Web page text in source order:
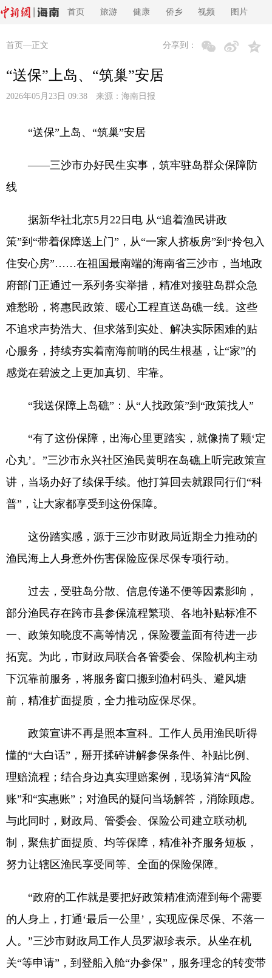
首页 旅游 健康 侨乡 视频 图片
首页 —正文 分享到：
“送保”上岛、“筑巢”安居
2026年05月23日 09:38 来源： 海南日报
“送保”上岛、“筑巢”安居
——三沙市办好民生实事，筑牢驻岛群众保障防
线
据新华社北京5月22日电 从“追着渔民讲政
策”到“带着保障送上门”，从“一家人挤板房”到“拎包入
住安心房”……在祖国最南端的海南省三沙市，当地政
府部门正通过一系列务实举措，精准对接驻岛群众急
难愁盼，将惠民政策、暖心工程直送岛礁一线。这些
不追求声势浩大、但求落到实处、解决实际困难的贴
心服务，持续夯实着南海前哨的民生根基，让“家”的
感觉在碧波之上更加真切、牢靠。
“我送保障上岛礁”：从“人找政策”到“政策找人”
“有了这份保障，出海心里更踏实，就像揣了颗‘定
心丸’。”三沙市永兴社区渔民黄明在岛礁上听完政策宣
讲，当场办好了续保手续。他打算回去就跟同行们“科
普”，让大家都享受到这份保障。
这份踏实感，源于三沙市财政局近期全力推动的
渔民海上人身意外伤害保险应保尽保专项行动。
过去，受驻岛分散、信息传递不便等因素影响，
部分渔民存在跨市县参保流程繁琐、各地补贴标准不
一、政策知晓度不高等情况，保险覆盖面有待进一步
拓宽。为此，市财政局联合各管委会、保险机构主动
下沉靠前服务，将服务窗口搬到渔村码头、避风塘
前，精准扩面提质，全力推动应保尽保。
政策宣讲不再是照本宣科。工作人员用渔民听得
懂的“大白话”，掰开揉碎讲解参保条件、补贴比例、
理赔流程；结合身边真实理赔案例，现场算清“风险
账”和“实惠账”；对渔民的疑问当场解答，消除顾虑。
与此同时，财政局、管委会、保险公司建立联动机
制，聚焦扩面提质、均等保障，精准补齐服务短板，
努力让辖区渔民享受同等、全面的保险保障。
“政府的工作就是要把好政策精准滴灌到每个需要
的人身上，打通‘最后一公里’，实现应保尽保、不落一
人。”三沙市财政局工作人员罗淑珍表示。从坐在机
关“等申请”，到登船入舱“办参保”，服务理念的转变带